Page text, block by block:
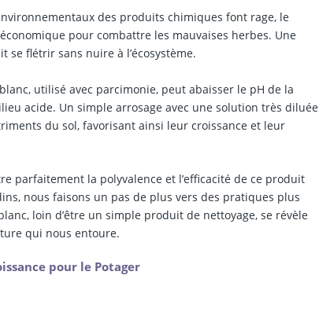
des produits chimiques font rage, le
pour combattre les mauvaises herbes. Une
flétrir sans nuire à l’écosystème.
utilisé avec parcimonie, peut abaisser le pH de la
acide. Un simple arrosage avec une solution très diluée
du sol, favorisant ainsi leur croissance et leur
parfaitement la polyvalence et l’efficacité de ce produit
nous faisons un pas de plus vers des pratiques plus
loin d’être un simple produit de nettoyage, se révèle
qui nous entoure.
pour le Potager